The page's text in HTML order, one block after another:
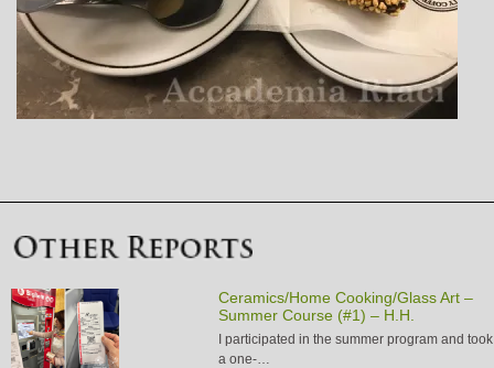
Ceramics/Home Cooking/Glass Art –
Summer Course (#1) – H.H.
I participated in the summer program and took
a one-…